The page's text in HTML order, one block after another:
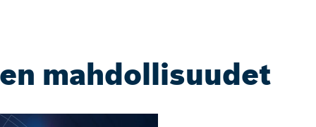
mahdollisuudet